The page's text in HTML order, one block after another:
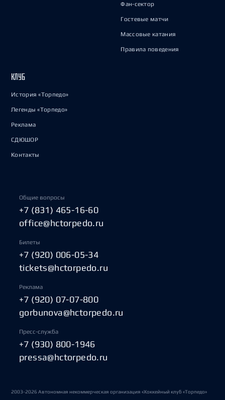
Фан-сектор
Гостевые матчи
Массовые катания
Правила поведения
КЛУБ
История «Торпедо»
Легенды «Торпедо»
Реклама
СДЮШОР
Контакты
Общие вопросы
+7 (831) 465-16-60
office@hctorpedo.ru
Билеты
+7 (920) 006-05-34
tickets@hctorpedo.ru
Реклама
+7 (920) 07-07-800
gorbunova@hctorpedo.ru
Пресс-служба
+7 (930) 800-1946
pressa@hctorpedo.ru
2003-2026 Автономная некоммерческая организация «Хоккейный клуб «Торпедо»